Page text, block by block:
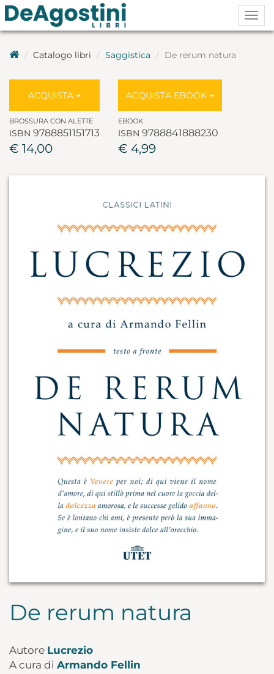
Catalogo libri Saggistica De rerum natura
ACQUISTA
BROSSURA CON ALETTE
ISBN 9788851151713
€ 14,00
ACQUISTA EBOOK
EBOOK
ISBN 9788841888230
€ 4,99
De rerum natura
Autore Lucrezio
A cura di Armando Fellin